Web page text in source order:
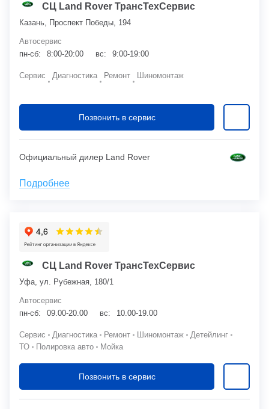
СЦ Land Rover ТрансТехСервис
Казань, Проспект Победы, 194
Автосервис
пн-сб:
8:00-20:00 вс: 9:00-19:00
Сервис Диагностика Ремонт Шиномонтаж
Позвонить в сервис
Официальный дилер Land Rover
Подробнее
СЦ Land Rover ТрансТехСервис
Уфа, ул. Рубежная, 180/1
Автосервис
пн-сб:
09.00-20.00 вс: 10.00-19.00
Сервис Диагностика Ремонт Шиномонтаж
Детейлинг
ТО
Полировка авто Мойка
Позвонить в сервис